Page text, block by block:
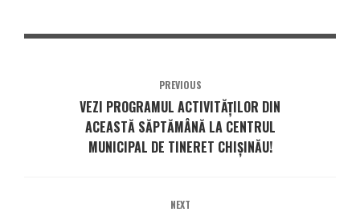
PREVIOUS
VEZI PROGRAMUL ACTIVITĂȚILOR DIN
ACEASTĂ SĂPTĂMÂNĂ LA CENTRUL
MUNICIPAL DE TINERET CHIȘINĂU!
NEXT